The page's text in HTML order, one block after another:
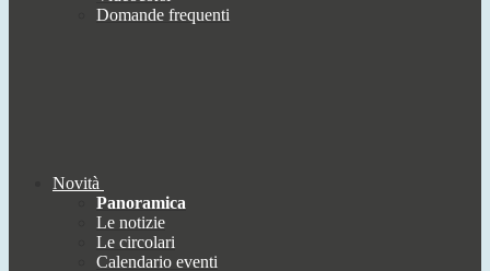
Domande frequenti
Novità
Panoramica
Le notizie
Le circolari
Calendario eventi